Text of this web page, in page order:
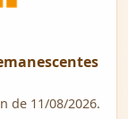
de 11/08/2026.